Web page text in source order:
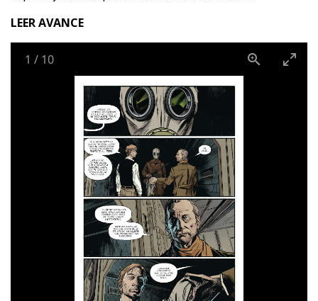
LEER AVANCE
1 / 10